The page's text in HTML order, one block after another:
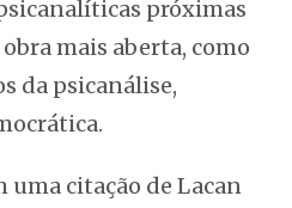
próximas
mais aberta, como
da psicanálise,
uma citação de Lacan